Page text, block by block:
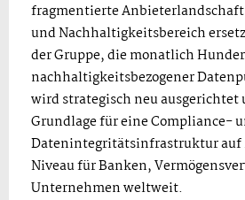
fragmentierte
und Nachhaltigkeitsbereich
der Gruppe, die monatlich
nachhaltigkeitsbezogener
wird strategisch neu
Grundlage für eine Compliance-
Datenintegritätsinfrastruktur
Niveau für Banken,
Unternehmen weltweit.